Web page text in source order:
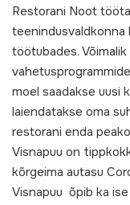
Restorani Noot
töötubades.
moel saadakse uusi
laiendatakse oma
restorani enda
Visnapuu on
kõrgeima autasu
Visnapuu õpib ka